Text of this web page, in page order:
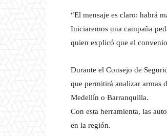
“El mensaje es claro: habrá
Iniciaremos una campaña
quien explicó que el
Durante el Consejo de
que permitirá analizar armas
Medellín o Barranquilla.
Con esta herramienta, las
en la región.